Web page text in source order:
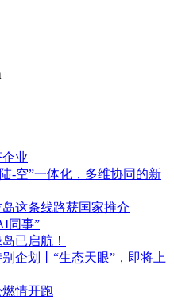
业
-空”一体化，多维协同的新
这条线路获国家推介
同事”
已启航！
企划丨“生态天眼”，即将上
燃情开跑